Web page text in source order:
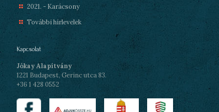
2021. - Karácsony
További hírlevelek
Kapcsolat
Jókay Alapítvány
1221 Budapest, Gerinc utca 83.
+36 1 428 0552